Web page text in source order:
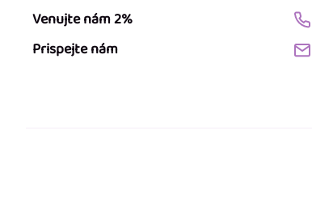
Venujte nám 2%
Prispejte nám